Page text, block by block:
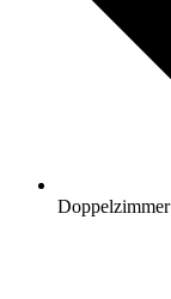
Doppelzimmer